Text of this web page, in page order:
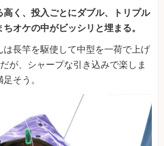
く、投入ごとにダブル、トリプル
オケの中がビッシリと埋まる。
長竿を駆使して中型を一荷で上げ
が、シャープな引き込みで楽しま
そう。